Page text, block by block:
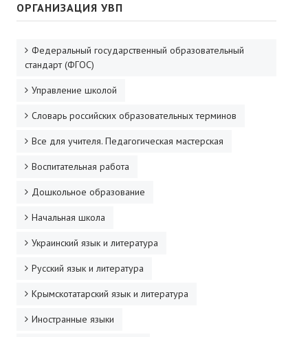
В ПОМОЩЬ УЧИТЕЛЮ
Организация УВП
Готовимся к новому учебному году 2026-2027
ДПО
Профессиональная переподготовка
ОРГАНИЗАЦИЯ УВП
Федеральный государственный образовательный
стандарт (ФГОС)
Управление школой
Словарь российских образовательных терминов
Все для учителя. Педагогическая мастерская
Воспитательная работа
Дошкольное образование
Начальная школа
Украинский язык и литература
Русский язык и литература
Крымскотатарский язык и литература
Иностранные языки